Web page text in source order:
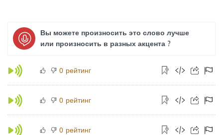
Вы можете произносить это слово лучше
или произносить в разных акцента ?
0 рейтинг
0 рейтинг
0 рейтинг